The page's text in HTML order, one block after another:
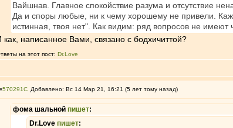
Вайшнав. Главное спокойствие разума и отсутствие
Да и споры любые, ни к чему хорошему не привели.
истинная, твоя нет". Как видим: ряд вопросов не имеют
как, написанное Вами, связано с бодхичиттой?
на этот пост: Dr.Love
570291 Добавлено: Вс 14 Мар 21, 16:21 (5 лет тому назад)
фома шальной пишет:
Dr.Love пишет: